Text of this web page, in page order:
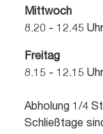
Mittwoch
8.20 - 12.45
Freitag
8.15 - 12.15
Abholung 1/4
Schließtage